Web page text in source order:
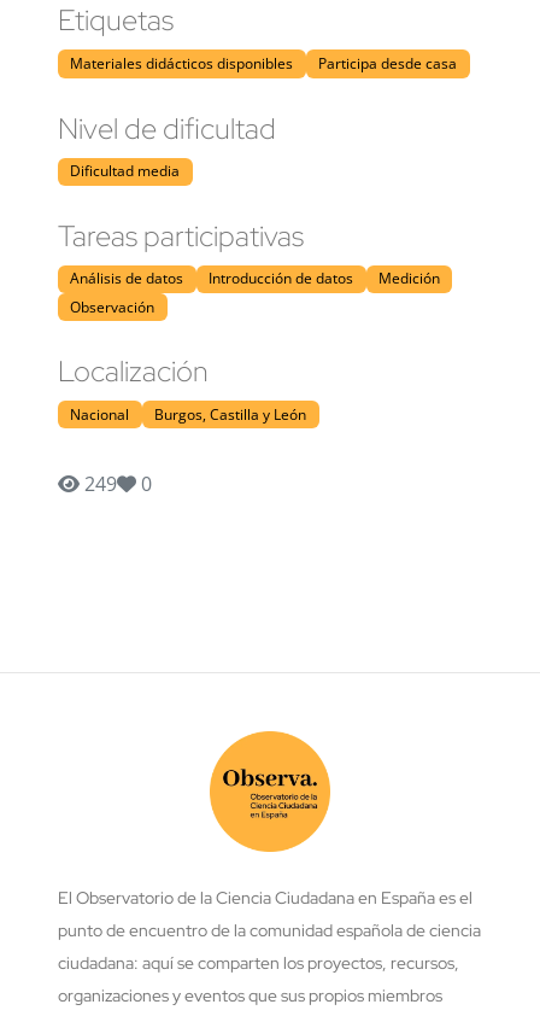
Etiquetas
Materiales didácticos disponibles Participa desde casa
Nivel de dificultad
Dificultad media
Tareas participativas
Análisis de datos Introducción de datos
Medición
Observación
Localización
Nacional Burgos, Castilla y León
249 0
El Observatorio de la Ciencia Ciudadana en España es el
punto de encuentro de la comunidad española de ciencia
ciudadana: aquí se comparten los proyectos, recursos,
organizaciones y eventos que sus propios miembros